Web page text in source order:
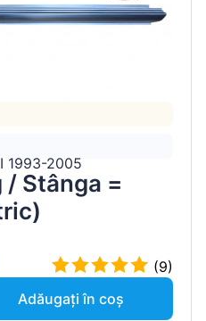
1993-2005
/ Stânga =
(9)
Adăugați în coș